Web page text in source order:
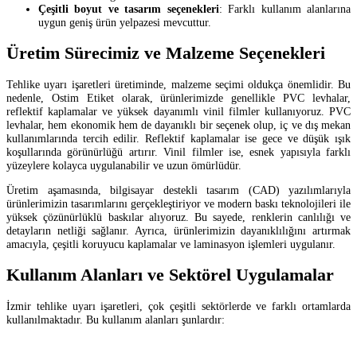
Çeşitli boyut ve tasarım seçenekleri: Farklı kullanım alanlarına
uygun geniş ürün yelpazesi mevcuttur.
Üretim Sürecimiz ve Malzeme Seçenekleri
Tehlike uyarı işaretleri üretiminde, malzeme seçimi oldukça önemlidir. Bu
nedenle, Ostim Etiket olarak, ürünlerimizde genellikle PVC levhalar,
reflektif kaplamalar ve yüksek dayanımlı vinil filmler kullanıyoruz. PVC
levhalar, hem ekonomik hem de dayanıklı bir seçenek olup, iç ve dış mekan
kullanımlarında tercih edilir. Reflektif kaplamalar ise gece ve düşük ışık
koşullarında görünürlüğü artırır. Vinil filmler ise, esnek yapısıyla farklı
yüzeylere kolayca uygulanabilir ve uzun ömürlüdür.
Üretim aşamasında, bilgisayar destekli tasarım (CAD) yazılımlarıyla
ürünlerimizin tasarımlarını gerçekleştiriyor ve modern baskı teknolojileri ile
yüksek çözünürlüklü baskılar alıyoruz. Bu sayede, renklerin canlılığı ve
detayların netliği sağlanır. Ayrıca, ürünlerimizin dayanıklılığını artırmak
amacıyla, çeşitli koruyucu kaplamalar ve laminasyon işlemleri uygulanır.
Kullanım Alanları ve Sektörel Uygulamalar
İzmir tehlike uyarı işaretleri, çok çeşitli sektörlerde ve farklı ortamlarda
kullanılmaktadır. Bu kullanım alanları şunlardır: